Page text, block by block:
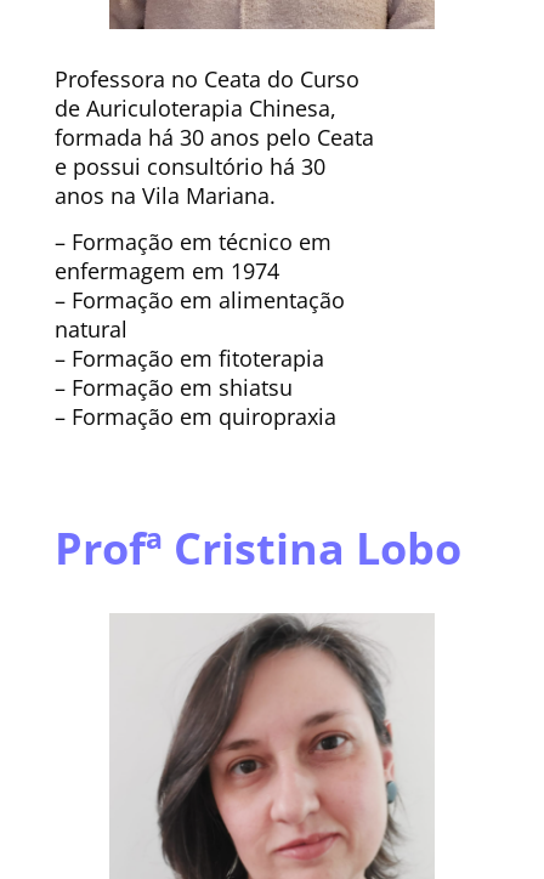
Professora no Ceata do Curso
de Auriculoterapia Chinesa,
formada há 30 anos pelo Ceata
e possui consultório há 30
anos na Vila Mariana.
– Formação em técnico em
enfermagem em 1974
– Formação em alimentação
natural
– Formação em fitoterapia
– Formação em shiatsu
– Formação em quiropraxia
Profª Cristina Lobo